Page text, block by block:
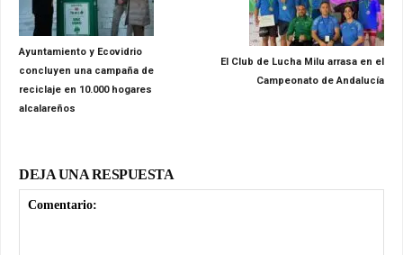
Ayuntamiento y Ecovidrio
concluyen una campaña de
reciclaje en 10.000 hogares
alcalareños
El Club de Lucha Milu arrasa en el
Campeonato de Andalucía
DEJA UNA RESPUESTA